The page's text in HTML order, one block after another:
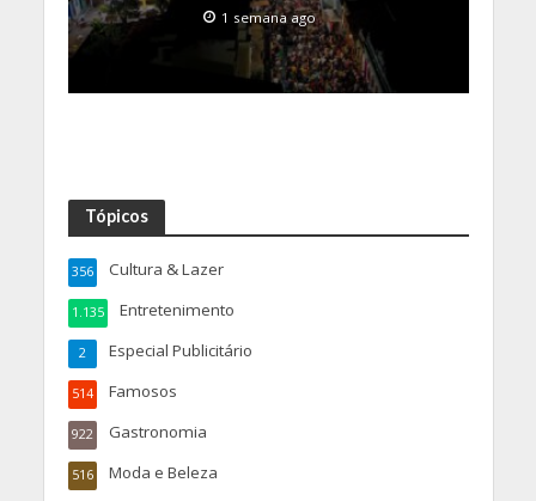
1 semana ago
Tópicos
Cultura & Lazer
356
Entretenimento
1.135
Especial Publicitário
2
Famosos
514
Gastronomia
922
Moda e Beleza
516